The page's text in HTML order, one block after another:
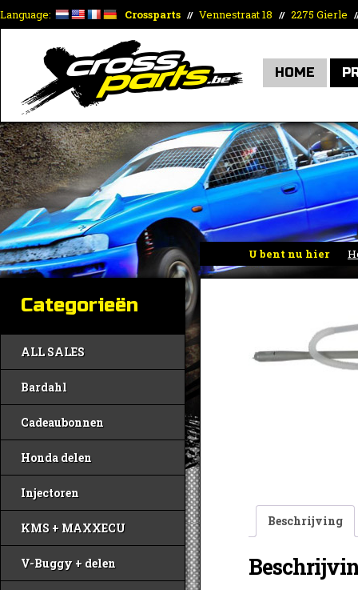
Language: Crossparts // Vennestraat 18 // 2275 Gierle
HOME
U bent nu hier
Categorieën
ALL SALES
Bardahl
Cadeaubonnen
Honda delen
Injectoren
KMS + MAXXECU
V-Buggy + delen
Beschrijving